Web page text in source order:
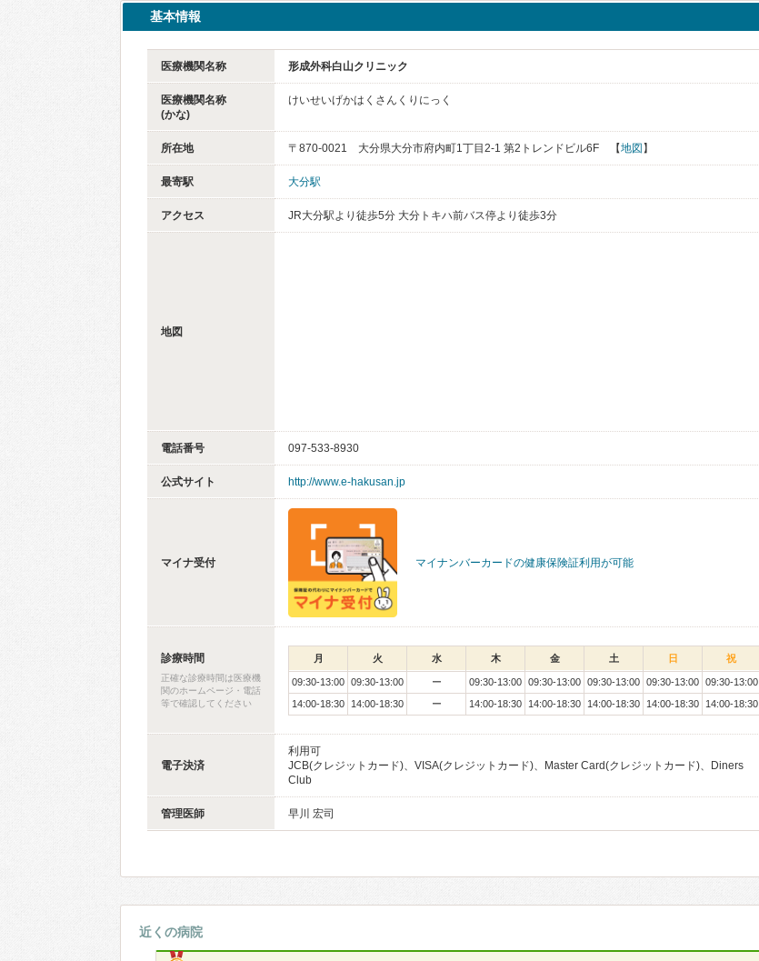
基本情報
医療機関名称 形成外科白山クリニック
医療機関名称
(かな)
けいせいげかはくさんくりにっく
所在地 〒870-0021 大分県大分市府内町1丁目2-1 第2トレンドビル6F 【地図 】
最寄駅 大分駅
アクセス JR大分駅より徒歩5分 大分トキハ前バス停より徒歩3分
地図
電話番号 097-533-8930
公式サイト http://www.e-hakusan.jp
マイナ受付 マイナンバーカードの健康保険証利用が可能
診療時間
正確な診療時間は医療機
関のホームページ・電話
等で確認してください
月 火 水 木 金 土 日 祝
09:30-13:00 09:30-13:00 ー 09:30-13:00 09:30-13:00 09:30-13:00 09:30-13:00 09:30-13:00
14:00-18:30
14:00-18:30 ー 14:00-18:30 14:00-18:30 14:00-18:30 14:00-18:30 14:00-18:30
電子決済
利用可
JCB(クレジットカード)、VISA(クレジットカード)、Master Card(クレジットカード)、Diners
Club
管理医師 早川 宏司
近くの病院